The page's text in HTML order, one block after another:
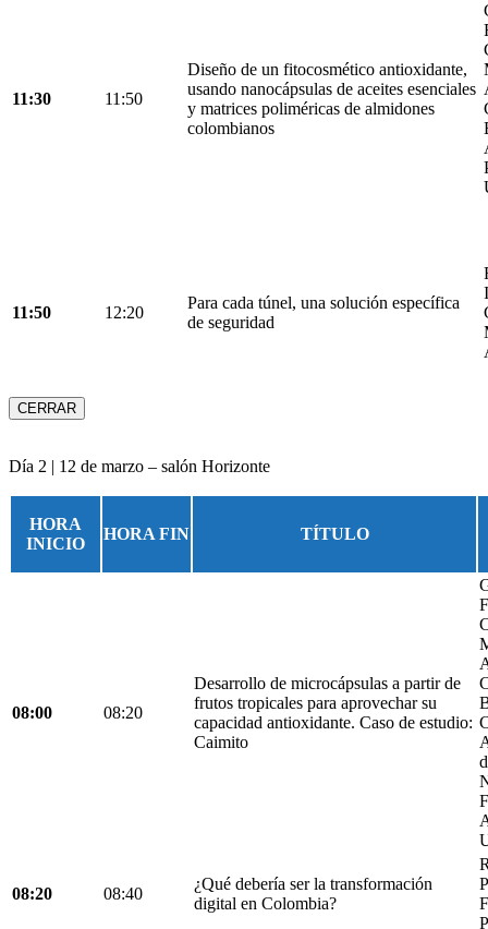
11:30 11:50
Diseño de un fitocosmético antioxidante,
usando nanocápsulas de aceites esenciales
y matrices poliméricas de almidones
colombianos
11:50 12:20
Para cada túnel, una solución específica
de seguridad
CERRAR
Día 2 | 12 de marzo – salón Horizonte
HORA
INICIO
HORA FIN TÍTULO
08:00 08:20
Desarrollo de microcápsulas a partir de
frutos tropicales para aprovechar su
capacidad antioxidante. Caso de estudio:
Caimito
08:20 08:40
¿Qué debería ser la transformación
digital en Colombia?